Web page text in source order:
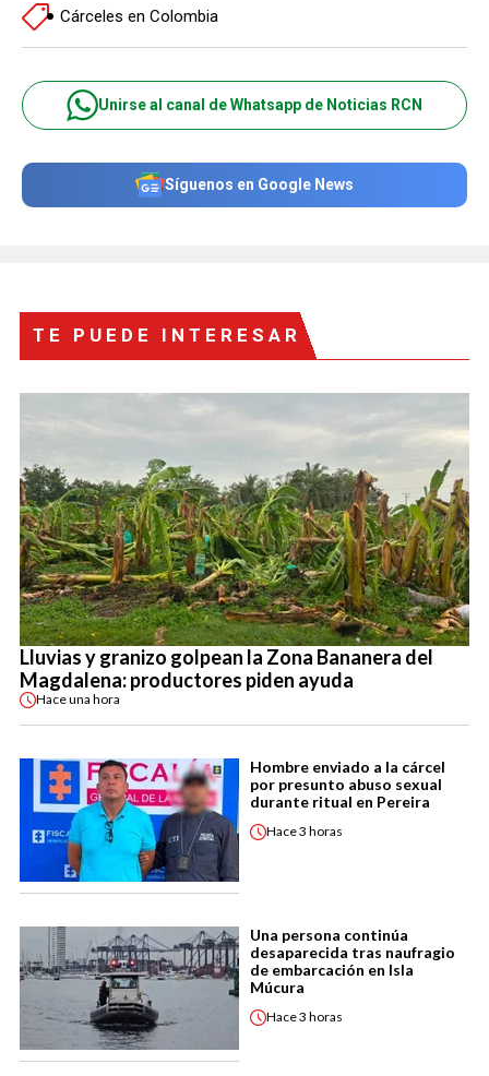
Cárceles en Colombia
Unirse al canal de Whatsapp de Noticias RCN
Síguenos en Google News
TE PUEDE INTERESAR
Lluvias y granizo golpean la Zona Bananera del
Magdalena: productores piden ayuda
Haceuna hora
Hombre enviado a la cárcel
por presunto abuso sexual
durante ritual en Pereira
Hace3 horas
Una persona continúa
desaparecida tras naufragio
de embarcación en Isla
Múcura
Hace3 horas